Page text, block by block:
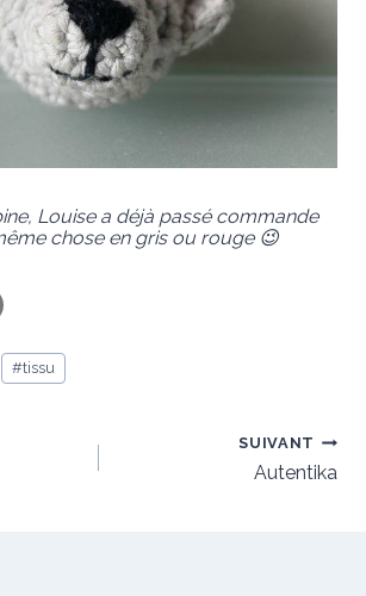
Louise a déjà passé commande
chose en gris ou rouge 😉
#tissu
SUIVANT
Autentika